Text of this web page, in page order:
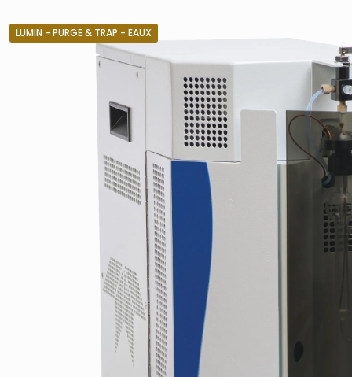
LUMIN - PURGE & TRAP - EAUX